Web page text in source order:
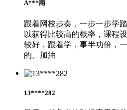
A***南
跟着网校步奏，一步一步学
以获得比较高的概率，课程
较好，跟着学，事半功倍，
的。加油
13****282